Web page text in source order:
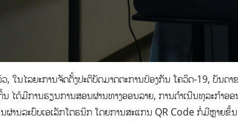
ໃນໄລຍະການຈັດຕັ້ງປະຕິບັດມາດຕະການປ້ອງກັນ ໂຄວິດ-19, ບັນດາ
ໄດ້ມີການຮຽນການສອນຜ່ານທາງອອນລາຍ, ການດຳເນີນທຸລະກຳອອ
ນຜ່ານລະບົບເອເລັກໂຕຣນິກ ໂດຍການສະແກນ QR Code ກໍ່ມີຫຼາຍ